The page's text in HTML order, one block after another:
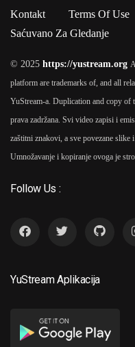
Kontakt Terms Of Use
Saćuvano Za Gledanje
© 2025 https://yustream.org
platform are trademarks of, and all
YuStream-a. Duplication and copy
prava zadržana. Svi video zapisi i
zaštitni znakovi, a sve povezane slike
Umnožavanje i kopiranje ovoga je
Follow Us :
YuStream Aplikacija